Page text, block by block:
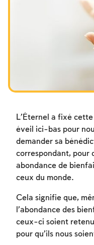
Les jeûnes liés à la
L’Éternel a fixé
éveil ici-bas pour
demander sa
correspondant, pour
abondance de
ceux du monde.
Cela signifie que,
l’abondance des
ceux-ci soient
pour qu’ils nous